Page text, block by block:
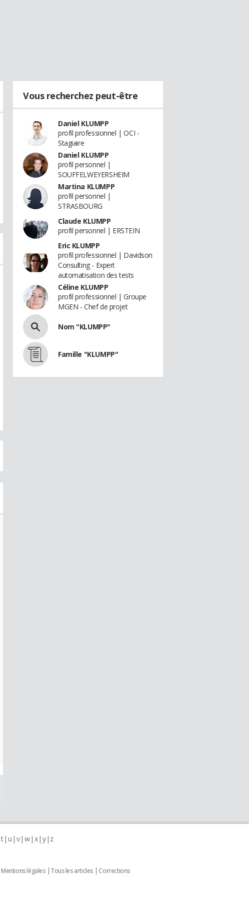
Vous recherchez peut-être
Daniel KLUMPP
profil professionnel | OCI -
Stagiaire
Daniel KLUMPP
profil personnel |
SOUFFELWEYERSHEIM
Martina KLUMPP
profil personnel |
STRASBOURG
Claude KLUMPP
profil personnel | ERSTEIN
Eric KLUMPP
profil professionnel | Davidson
Consulting - Expert
automatisation des tests
Céline KLUMPP
profil professionnel | Groupe
MGEN - Chef de projet
Nom "KLUMPP"
Famille "KLUMPP"
t u v w x y z
Mentions légales Tous les articles
Corrections